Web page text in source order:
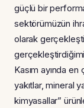
güçlü bir
sektörümüzün
olarak
Kasım ayında
yakıtlar, mineral
kimyasallar”